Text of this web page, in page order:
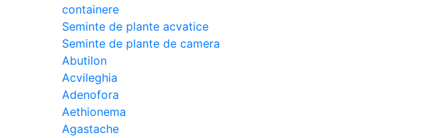
containere
Seminte de plante acvatice
Seminte de plante de camera
Abutilon
Acvileghia
Adenofora
Aethionema
Agastache